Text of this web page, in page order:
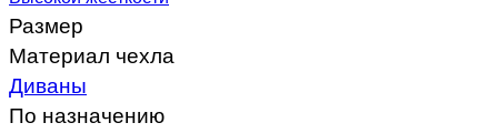
Размер
Материал чехла
Диваны
По назначению